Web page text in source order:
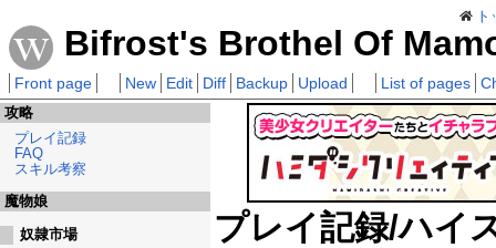
Bifrost's Brothel Of
Front page New Edit Diff Backup Upload List of pages
プレイ記録/ハイ
攻略
プレイ記録
FAQ
スキル考察
魔物娘
奴隷市場